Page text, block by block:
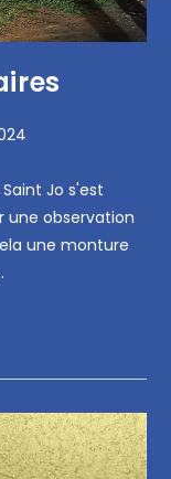
Jo s'est
une observation
une monture